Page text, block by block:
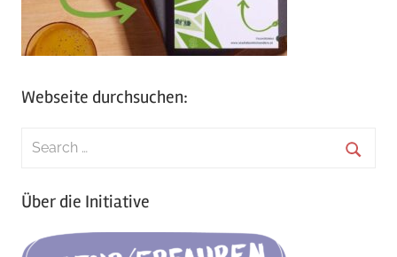
Webseite durchsuchen:
Search
Über die Initiative